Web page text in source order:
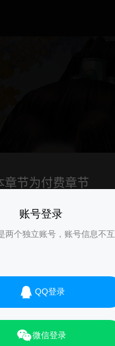
账号登录
两个独立账号，账号信息不
QQ登录
微信登录